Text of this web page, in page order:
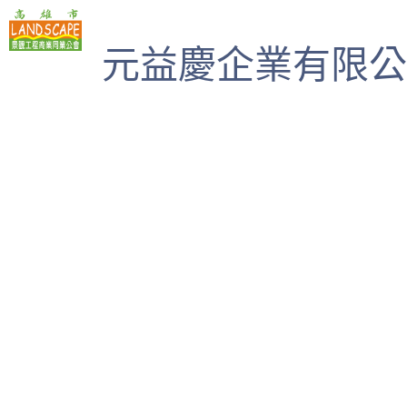
元益慶企業有限